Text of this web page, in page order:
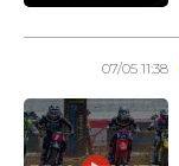
07/05 11:38